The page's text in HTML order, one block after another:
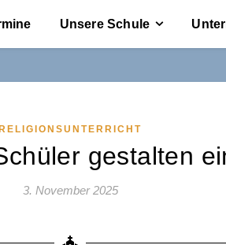
Unsere Schule
RELIGIONSUNTERRICHT
gestalten
3. November 2025